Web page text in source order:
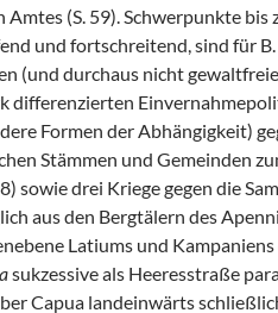
Amtes (S. 59). Schwerpunkte bis
und fortschreitend, sind für
(und durchaus nicht
differenzierten
Formen der Abhängigkeit)
Stämmen und Gemeinden
sowie drei Kriege gegen die
aus den Bergtälern des
Latiums und
sukzessive als Heeresstraße
Capua landeinwärts